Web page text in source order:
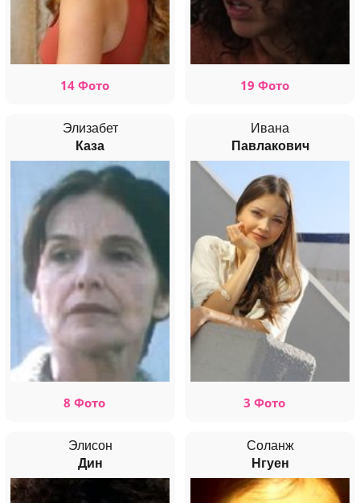
14 Фото 19 Фото
Элизабет
Каза
8 Фото
Ивана
Павлакович
3 Фото
Элисон
Дин
Соланж
Нгуен